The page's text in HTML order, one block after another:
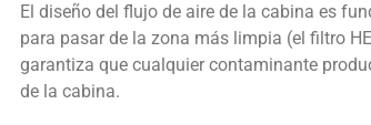
El diseño del flujo de aire de la cabina es
para pasar de la zona más limpia (el filtro
garantiza que cualquier contaminante
de la cabina.